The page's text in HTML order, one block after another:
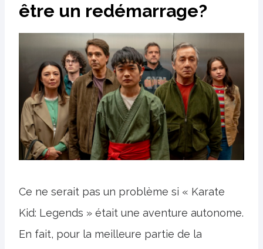
être un redémarrage?
Ce ne serait pas un problème si « Karate
Kid: Legends » était une aventure autonome.
En fait, pour la meilleure partie de la